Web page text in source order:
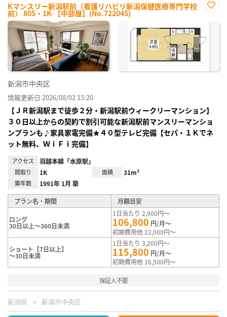
Kマンスリー新潟駅前（看護リハビリ新潟保健医療専門学校
前） 805・1K-【中部屋】(No.722045)
に入
録
新潟市中央区
情報更新日 2026/08/02 15:20
【ＪＲ新潟駅まで徒歩２分・新潟駅前ウィークリーマンション】
３０日以上からの契約で割引可能な新潟駅前マンスリーマンショ
ンプランも♪家具家電完備★４０型テレビ完備【セパ・１Ｋでネ
ット無料、ＷｉＦｉ完備】
アクセス 羽越本線「水原駅」
間取り 1K 面積 31m²
築年数 1991年 1月 築
プラン名・期間 月額目安
ロング
30日以上～360日未満
1日当たり 2,900円～
106,800 円/月～
初期費用他 22,000円～
ショート【7日以上】
～30日未満
1日当たり 3,200円～
115,800 円/月～
初期費用他 16,500円～
保証人不要
新潟県 新潟市中央区